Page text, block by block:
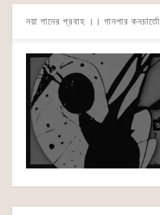
নয়া গানের প্রবাহ ।। গানপার কনচার্তো